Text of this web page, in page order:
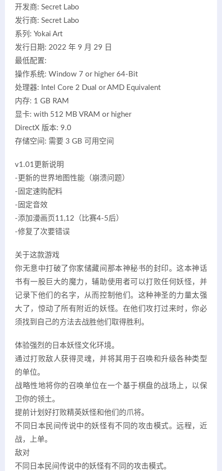
开发商: Secret Labo
发行商: Secret Labo
系列: Yokai Art
发行日期: 2022 年 9 月 29 日
最低配置:
操作系统: Window 7 or higher 64-Bit
处理器: Intel Core 2 Dual or AMD Equivalent
内存: 1 GB RAM
显卡: with 512 MB VRAM or higher
DirectX 版本: 9.0
存储空间: 需要 3 GB 可用空间
v1.01更新说明
-更新的世界地图性能（崩溃问题）
-固定速购配料
-固定音效
-添加漫画页11,12（比赛4-5后）
-修复了次要错误
关于这款游戏
你无意中打破了你家储藏间那本神秘书的封印。这本神话
书有一股巨大的魔力，辅助使用者可以打败任何妖怪，并
记录下他们的名字，从而控制他们。这种神圣的力量太强
大了，惊动了所有附近的妖怪。在他们攻打过来时，你必
须找到自己的方法去战胜他们取得胜利。
体验强烈的日本妖怪文化环境。
通过打败敌人获得灵魂，并将其用于召唤和升级各种类型
的单位。
战略性地将你的召唤单位在一个基于棋盘的战场上，以保
卫你的领土。
提前计划好打败精英妖怪和他们的爪将。
不同日本民间传说中的妖怪有不同的攻击模式。远程，近
战，上单。
敌对
不同日本民间传说中的妖怪有不同的攻击模式。